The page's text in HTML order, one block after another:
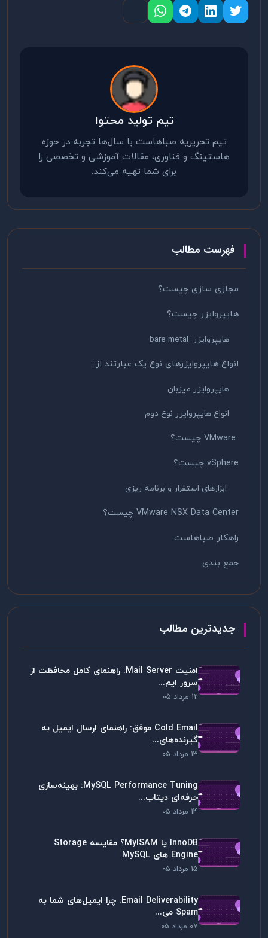
تیم تولید محتوا
تیم تحریریه صباهاست با سال‌ها تجربه در حوزه
هاستینگ و فناوری، مقالات آموزشی و تخصصی را
برای شما تهیه می‌کند.
فهرست مطالب
مجازی سازی چیست؟
هایپروایزر چیست؟
هایپروایزر bare metal
انواع هایپروایزرهای نوع یک عبارتند از:
هایپروایزر میزبان
انواع هایپروایزر نوع دوم
vSphere چیست؟
ابزارهای استقرار و برنامه ریزی
VMware NSX Data Center چیست؟
راهکار صباهاست
جمع بندی
جدیدترین مطالب
امنیت Mail Server: راهنمای کامل محافظت از
سرور ایم...
12 مرداد 05
Cold Email موفق: راهنمای ارسال ایمیل به
گیرنده‌های...
13 مرداد 05
MySQL Performance Tuning: بهینه‌سازی
حرفه‌ای دیتاب...
14 مرداد 05
InnoDB یا MyISAM؟ مقایسه Storage
Engine های MySQL
15 مرداد 05
Email Deliverability: چرا ایمیل‌های شما به
Spam می...
07 مرداد 05